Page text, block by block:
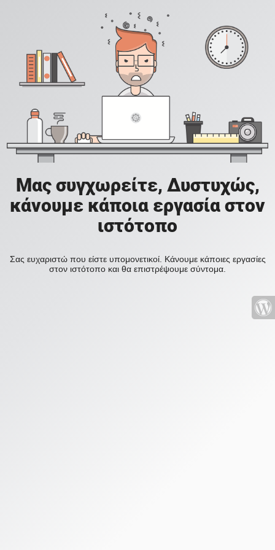
Μας συγχωρείτε, Δυστυχώς,
κάνουμε κάποια εργασία στον
ιστότοπο
Σας ευχαριστώ που είστε υπομονετικοί. Κάνουμε κάποιες εργασίες
στον ιστότοπο και θα επιστρέψουμε σύντομα.